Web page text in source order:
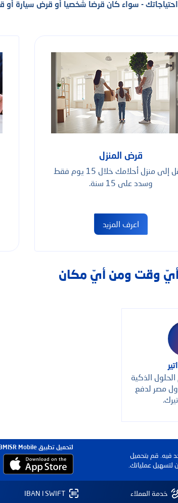
احتياجاتك - سواء كان قرضا شخصيا أو قرض سيارة أو
قرض المنزل
انتقل إلى منزل أحلامك خلال 15 يوم فقط
وسدد على 15 سنة.
اعرف المزيد
أيّ وقت ومن أيّ مكان
الذكية
مصر لدفع
فيه. قم بتحميل
لتسهيل عملياتك.
لتحميل تطبيق FABMISR Mobile
خدمة العملاء IBAN l SWIFT